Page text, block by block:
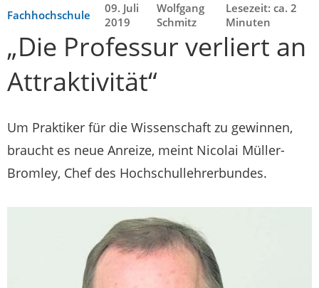
Fachhochschule
09. Juli
2019
Wolfgang
Schmitz
Lesezeit: ca. 2
Minuten
„Die Professur verliert an
Attraktivität“
Um Praktiker für die Wissenschaft zu gewinnen,
braucht es neue Anreize, meint Nicolai Müller-
Bromley, Chef des Hochschullehrerbundes.